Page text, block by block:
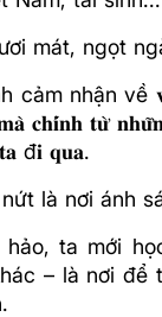
mát, ngọt
nhận về
𝐜𝐡𝐢́𝐧𝐡 𝐭𝐮̛̀
đ𝐢 𝐪𝐮𝐚.
là nơi ánh
ta mới
– là nơi để